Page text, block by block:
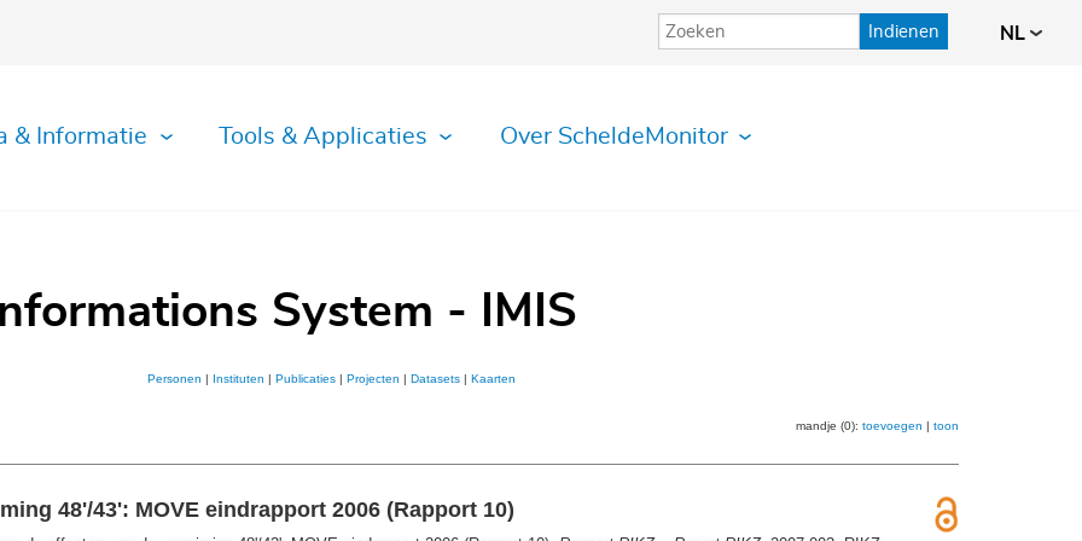
Indienen NL
& Informatie Tools & Applicaties Over ScheldeMonitor
System - IMIS
Personen Instituten Publicaties| Projecten Datasets| Kaarten
mandje (0): toevoegen | toon
48'/43': MOVE eindrapport 2006 (Rapport 10)